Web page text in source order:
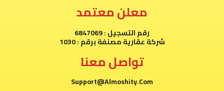
معلن معتمد
رقم التسجيل : 6847069
شركة عقارية مصنفة برقم : 1030
تواصل معنا
Support@Almoshity.Com